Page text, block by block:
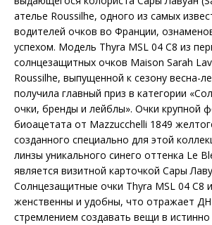
ателье Roussilhe, одного из самых
водителей очков во Франции,
успехом. Модель Thyra MSL 04 C8 из
солнцезащитных очков Maison Sarah
Roussilhe, выпущенной к сезону весна-
получила главный приз в категории
очки, бренды и лейблы». Очки крупной
биоацетата от Mazzucchelli 1849
созданного специально для этой
линзы уникального синего оттенка Le
является визитной карточкой Сары
Солнцезащитные очки Thyra MSL 04 C8
женственны и удобны, что отражает
стремлением создавать вещи в